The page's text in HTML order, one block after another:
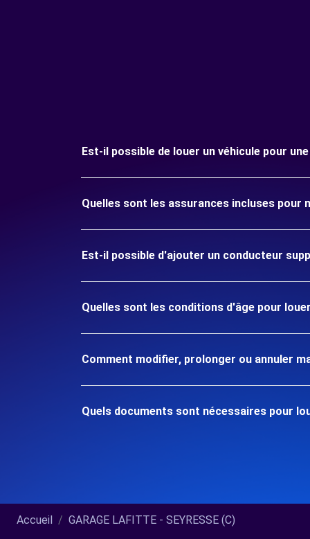
Est-il possible de louer un véhicule pour une
Quelles sont les assurances incluses pour
Est-il possible d'ajouter un conducteur
Quelles sont les conditions d'âge pour
Comment modifier, prolonger ou annuler
Quels documents sont nécessaires pour
Accueil GARAGE LAFITTE - SEYRESSE (C)